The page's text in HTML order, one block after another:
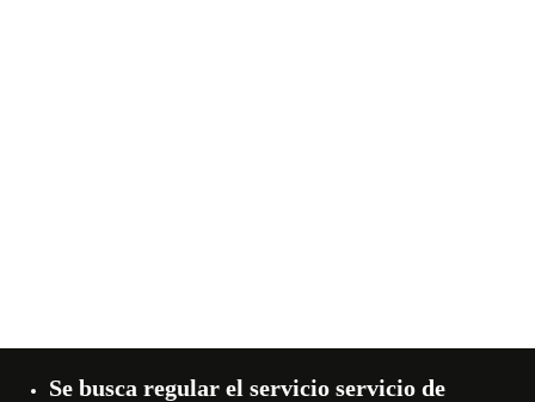
Se busca regular el servicio servicio de